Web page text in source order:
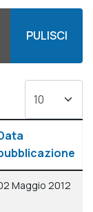
PULISCI
Maggio 2012